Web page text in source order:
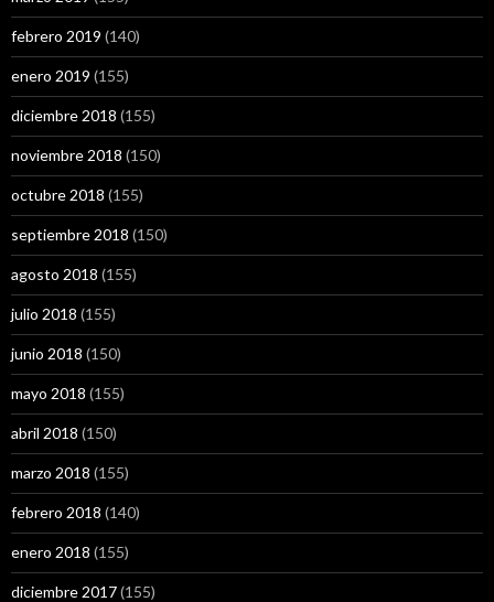
febrero 2019 (140)
enero 2019 (155)
diciembre 2018 (155)
noviembre 2018 (150)
octubre 2018 (155)
septiembre 2018 (150)
agosto 2018 (155)
julio 2018 (155)
junio 2018 (150)
mayo 2018 (155)
abril 2018 (150)
marzo 2018 (155)
febrero 2018 (140)
enero 2018 (155)
diciembre 2017(155)